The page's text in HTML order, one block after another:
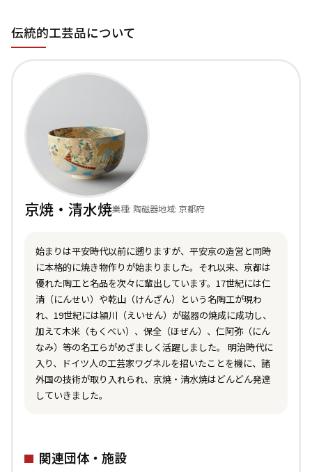
伝統的工芸品について
京焼・清水焼業種: 陶磁器地域: 京都府
始まりは平安時代以前に遡りますが、平安京の造営と同時
に本格的に焼き物作りが始まりました。それ以来、京都は
優れた陶工と名品を次々に輩出しています。17世紀には仁
清（にんせい）や乾山（けんざん）という名陶工が現わ
れ、19世紀には頴川（えいせん）が磁器の焼成に成功し、
加えて木米（もくべい）、保全（ほぜん）、仁阿弥（にん
なみ）等の名工らがめざましく活躍しました。 明治時代に
入り、ドイツ人の工芸家ワグネルを招いたことを機に、諸
外国の技術が取り入れられ、京焼・清水焼はどんどん発達
していきました。
関連団体・施設